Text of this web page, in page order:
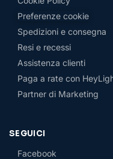
Preferenze cookie
Spedizioni e consegna
Resi e recessi
Assistenza clienti
Paga a rate con
Partner di Marketing
SEGUICI
Facebook